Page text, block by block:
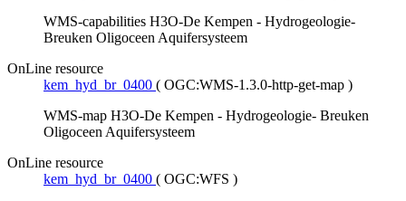
WMS-capabilities H3O-De Kempen - Hydrogeologie-
Breuken Oligoceen Aquifersysteem
OnLine resource
kem_hyd_br_0400 ( OGC:WMS-1.3.0-http-get-map )
WMS-map H3O-De Kempen - Hydrogeologie- Breuken
Oligoceen Aquifersysteem
OnLine resource
kem_hyd_br_0400 ( OGC:WFS )